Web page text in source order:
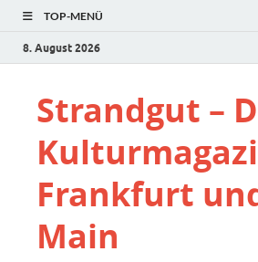
TOP-MENÜ
8. August 2026
Strandgut –
Frankfurt
Main